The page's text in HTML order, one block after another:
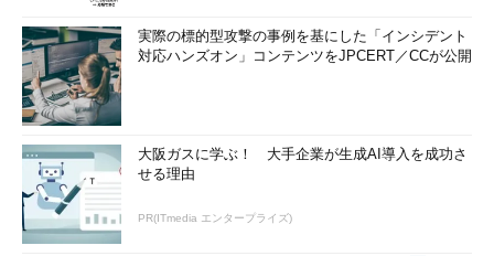
実際の標的型攻撃の事例を基にした「インシデント
対応ハンズオン」コンテンツをJPCERT／CCが公開
大阪ガスに学ぶ！ 大手企業が生成AI導入を成功さ
せる理由
PR(ITmedia エンタープライズ)